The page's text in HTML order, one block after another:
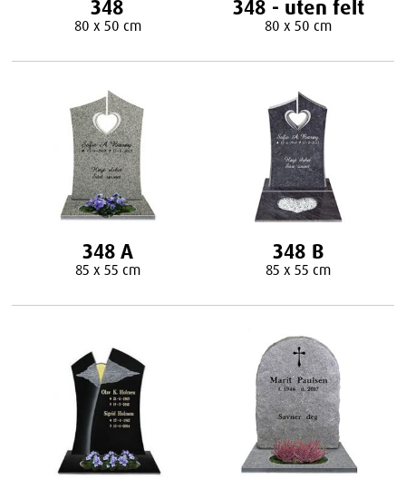
348
80 x 50 cm
348 - uten felt
80 x 50 cm
348 A
85 x 55 cm
348 B
85 x 55 cm